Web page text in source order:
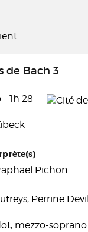
de Bach 3
1h 28
Pichon
Perrine
mezzo-soprano